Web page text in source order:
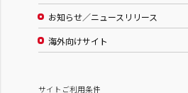
お知らせ／ニュースリリース
海外向けサイト
サイトご利用条件